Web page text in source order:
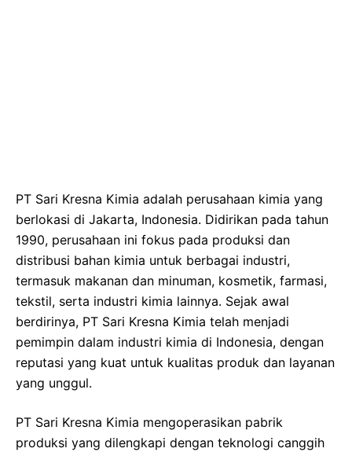
PT Sari Kresna Kimia adalah perusahaan kimia yang
berlokasi di Jakarta, Indonesia. Didirikan pada tahun
1990, perusahaan ini fokus pada produksi dan
distribusi bahan kimia untuk berbagai industri,
termasuk makanan dan minuman, kosmetik, farmasi,
tekstil, serta industri kimia lainnya. Sejak awal
berdirinya, PT Sari Kresna Kimia telah menjadi
pemimpin dalam industri kimia di Indonesia, dengan
reputasi yang kuat untuk kualitas produk dan layanan
yang unggul.
PT Sari Kresna Kimia mengoperasikan pabrik
produksi yang dilengkapi dengan teknologi canggih